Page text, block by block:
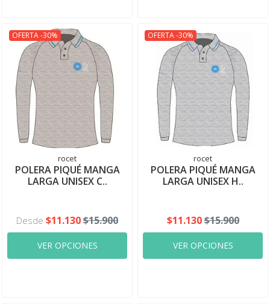
OFERTA -30%
rocet
POLERA PIQUÉ MANGA
LARGA UNISEX C..
Desde $11.130$15.900
VER OPCIONES
OFERTA -30%
rocet
POLERA PIQUÉ MANGA
LARGA UNISEX H..
$11.130$15.900
VER OPCIONES